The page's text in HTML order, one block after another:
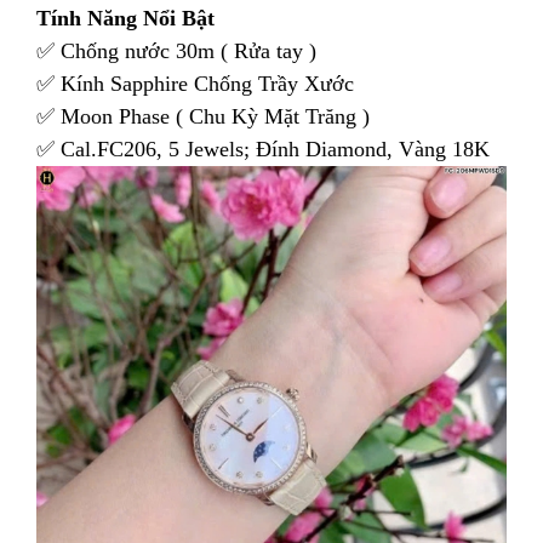
Tính Năng Nổi Bật
✅ Chống nước 30m ( Rửa tay )
✅ Kính Sapphire Chống Trầy Xước
✅ Moon Phase ( Chu Kỳ Mặt Trăng )
✅ Cal.FC206, 5 Jewels; Đính Diamond, Vàng 18K